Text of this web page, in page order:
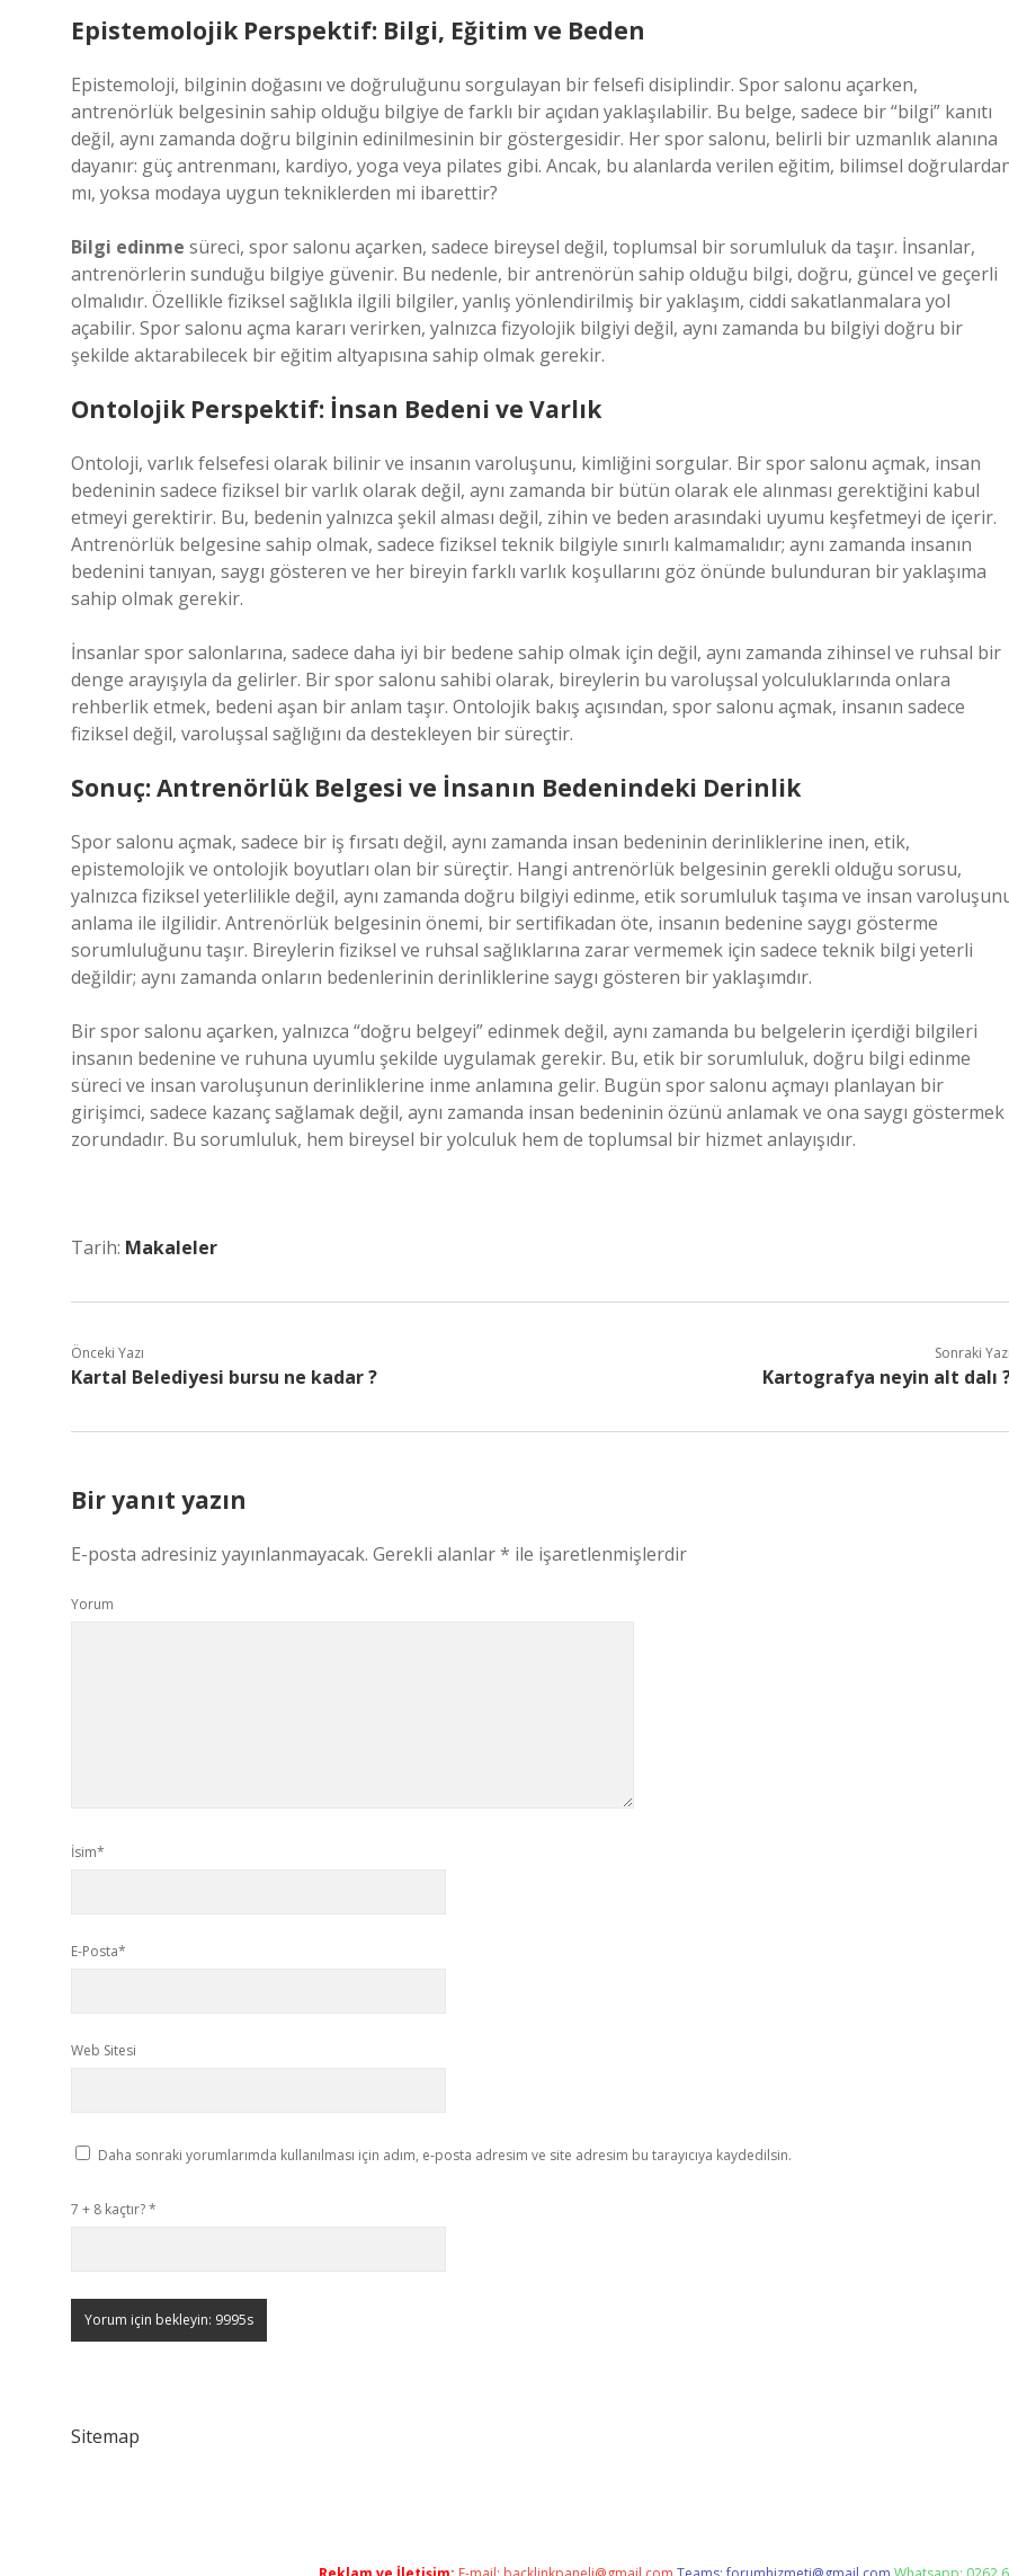
Epistemolojik Perspektif: Bilgi, Eğitim ve Beden
Epistemoloji, bilginin doğasını ve doğruluğunu sorgulayan bir felsefi disiplindir. Spor salonu açarken,
antrenörlük belgesinin sahip olduğu bilgiye de farklı bir açıdan yaklaşılabilir. Bu belge, sadece bir “bilgi” kanıtı
değil, aynı zamanda doğru bilginin edinilmesinin bir göstergesidir. Her spor salonu, belirli bir uzmanlık alanına
dayanır: güç antrenmanı, kardiyo, yoga veya pilates gibi. Ancak, bu alanlarda verilen eğitim, bilimsel
mı, yoksa modaya uygun tekniklerden mi ibarettir?
Bilgi edinme süreci, spor salonu açarken, sadece bireysel değil, toplumsal bir sorumluluk da taşır. İnsanlar,
antrenörlerin sunduğu bilgiye güvenir. Bu nedenle, bir antrenörün sahip olduğu bilgi, doğru, güncel ve geçerli
olmalıdır. Özellikle fiziksel sağlıkla ilgili bilgiler, yanlış yönlendirilmiş bir yaklaşım, ciddi sakatlanmalara yol
açabilir. Spor salonu açma kararı verirken, yalnızca fizyolojik bilgiyi değil, aynı zamanda bu bilgiyi doğru bir
şekilde aktarabilecek bir eğitim altyapısına sahip olmak gerekir.
Ontolojik Perspektif: İnsan Bedeni ve Varlık
Ontoloji, varlık felsefesi olarak bilinir ve insanın varoluşunu, kimliğini sorgular. Bir spor salonu açmak, insan
bedeninin sadece fiziksel bir varlık olarak değil, aynı zamanda bir bütün olarak ele alınması gerektiğini kabul
etmeyi gerektirir. Bu, bedenin yalnızca şekil alması değil, zihin ve beden arasındaki uyumu keşfetmeyi de içerir.
Antrenörlük belgesine sahip olmak, sadece fiziksel teknik bilgiyle sınırlı kalmamalıdır; aynı zamanda insanın
bedenini tanıyan, saygı gösteren ve her bireyin farklı varlık koşullarını göz önünde bulunduran bir yaklaşıma
sahip olmak gerekir.
İnsanlar spor salonlarına, sadece daha iyi bir bedene sahip olmak için değil, aynı zamanda zihinsel ve ruhsal bir
denge arayışıyla da gelirler. Bir spor salonu sahibi olarak, bireylerin bu varoluşsal yolculuklarında onlara
rehberlik etmek, bedeni aşan bir anlam taşır. Ontolojik bakış açısından, spor salonu açmak, insanın sadece
fiziksel değil, varoluşsal sağlığını da destekleyen bir süreçtir.
Sonuç: Antrenörlük Belgesi ve İnsanın Bedenindeki Derinlik
Spor salonu açmak, sadece bir iş fırsatı değil, aynı zamanda insan bedeninin derinliklerine inen, etik,
epistemolojik ve ontolojik boyutları olan bir süreçtir. Hangi antrenörlük belgesinin gerekli olduğu sorusu,
yalnızca fiziksel yeterlilikle değil, aynı zamanda doğru bilgiyi edinme, etik sorumluluk taşıma ve insan
anlama ile ilgilidir. Antrenörlük belgesinin önemi, bir sertifikadan öte, insanın bedenine saygı gösterme
sorumluluğunu taşır. Bireylerin fiziksel ve ruhsal sağlıklarına zarar vermemek için sadece teknik bilgi yeterli
değildir; aynı zamanda onların bedenlerinin derinliklerine saygı gösteren bir yaklaşımdır.
Bir spor salonu açarken, yalnızca “doğru belgeyi” edinmek değil, aynı zamanda bu belgelerin içerdiği bilgileri
insanın bedenine ve ruhuna uyumlu şekilde uygulamak gerekir. Bu, etik bir sorumluluk, doğru bilgi edinme
süreci ve insan varoluşunun derinliklerine inme anlamına gelir. Bugün spor salonu açmayı planlayan bir
girişimci, sadece kazanç sağlamak değil, aynı zamanda insan bedeninin özünü anlamak ve ona saygı göstermek
zorundadır. Bu sorumluluk, hem bireysel bir yolculuk hem de toplumsal bir hizmet anlayışıdır.
Tarih: Makaleler
Önceki Yazı
Kartal Belediyesi bursu ne kadar ?
Sonraki
Kartografya neyin alt dalı
Bir yanıt yazın
E-posta adresiniz yayınlanmayacak. Gerekli alanlar* ile işaretlenmişlerdir
Yorum
İsim*
E-Posta*
Web Sitesi
Daha sonraki yorumlarımda kullanılması için adım, e-posta adresim ve site adresim bu tarayıcıya kaydedilsin.
7 + 8 kaçtır?*
Sitemap